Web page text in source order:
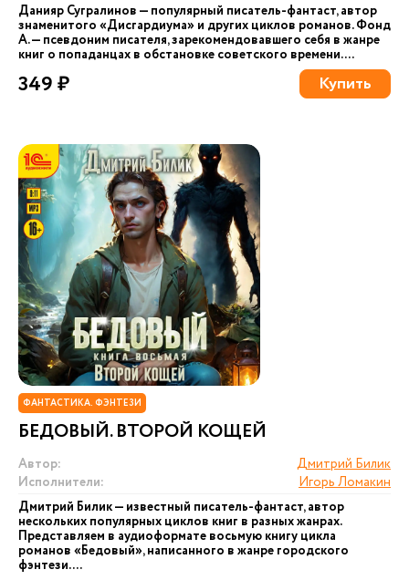
Данияр Сугралинов — популярный писатель-фантаст, автор
знаменитого «Дисгардиума» и других циклов романов. Фонд
А. — псевдоним писателя, зарекомендовавшего себя в жанре
книг о попаданцах в обстановке советского времени....
349 ₽ Купить
ФАНТАСТИКА. ФЭНТЕЗИ
БЕДОВЫЙ. ВТОРОЙ КОЩЕЙ
Автор:
Дмитрий Билик
Исполнители:
Игорь Ломакин
Дмитрий Билик — известный писатель-фантаст, автор
нескольких популярных циклов книг в разных жанрах.
Представляем в аудиоформате восьмую книгу цикла
романов «Бедовый», написанного в жанре городского
фэнтези. ...